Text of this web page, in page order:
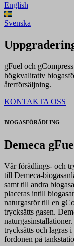
English
Svenska
gFuel och
högkvalitativ
återförsäljning.
KONTAKTA OSS
BIOGASFÖRÄDLING
Demeca
Vår förädlings- och
till Demeca-
samt till andra
placeras intill
naturgasrör till en
trycksätts gasen.
trycksätts och lagras
fordonen på